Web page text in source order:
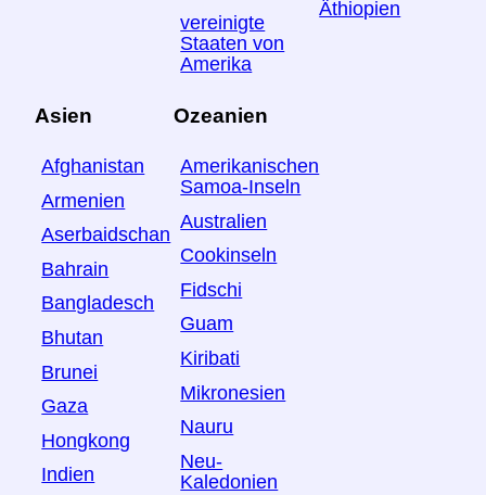
vereinigte
Staaten von
Amerika
Äthiopien
Asien
Afghanistan
Armenien
Aserbaidschan
Bahrain
Bangladesch
Bhutan
Brunei
Gaza
Hongkong
Indien
Ozeanien
Amerikanischen
Samoa-Inseln
Australien
Cookinseln
Fidschi
Guam
Kiribati
Mikronesien
Nauru
Neu-
Kaledonien